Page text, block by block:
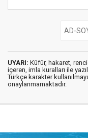
UYARI: Küfür, hakaret,
içeren, imla kuralları ile
Türkçe karakter
onaylanmamaktadır.